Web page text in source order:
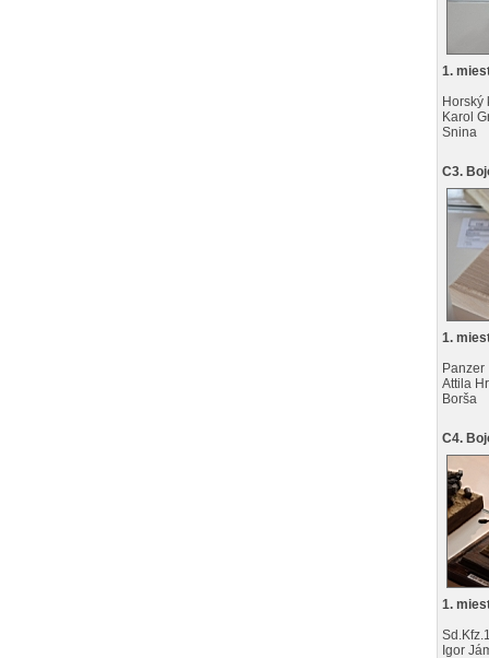
1.
Horský
Karol
Snina
C3.
1.
Panzer
Attila
Borša
C4.
1.
Igor